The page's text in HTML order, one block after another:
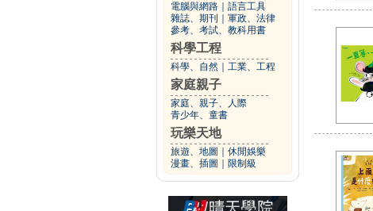
電腦與網路
語言工具
雜誌、期刊
軍政、法律
參考、考試、教科用書
科學工程
科學、自然 工業、工程
家庭親子
家庭、親子、人際
青少年、童書
玩樂天地
旅遊、地圖
休閒娛樂
漫畫、插圖
限制級